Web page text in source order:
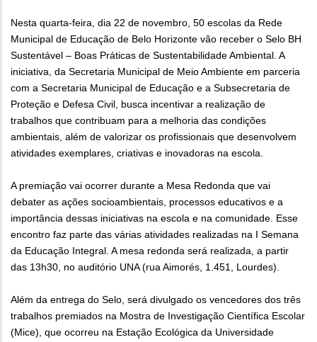
Nesta quarta-feira, dia 22 de novembro, 50 escolas da Rede
Municipal de Educação de Belo Horizonte vão receber o Selo BH
Sustentável – Boas Práticas de Sustentabilidade Ambiental. A
iniciativa, da Secretaria Municipal de Meio Ambiente em parceria
com a Secretaria Municipal de Educação e a Subsecretaria de
Proteção e Defesa Civil, busca incentivar a realização de
trabalhos que contribuam para a melhoria das condições
ambientais, além de valorizar os profissionais que desenvolvem
atividades exemplares, criativas e inovadoras na escola.
A premiação vai ocorrer durante a Mesa Redonda que vai
debater as ações socioambientais, processos educativos e a
importância dessas iniciativas na escola e na comunidade. Esse
encontro faz parte das várias atividades realizadas na I Semana
da Educação Integral. A mesa redonda será realizada, a partir
das 13h30, no auditório UNA (rua Aimorés, 1.451, Lourdes).
Além da entrega do Selo, será divulgado os vencedores dos três
trabalhos premiados na Mostra de Investigação Científica Escolar
(Mice), que ocorreu na Estação Ecológica da Universidade